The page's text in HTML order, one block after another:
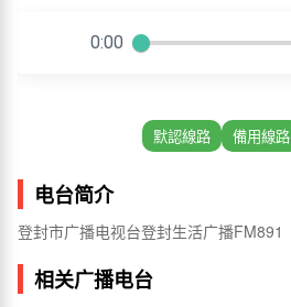
默認線路 備用線路
电台简介
登封市广播电视台登封生活广播FM891
相关广播电台